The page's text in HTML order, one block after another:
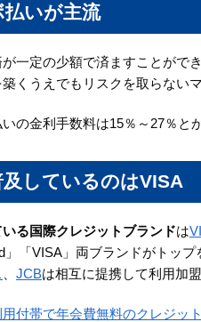
いが主流
一定の少額で済ますことがで
くうえでもリスクを取らない
の金利手数料は15％～27％と
しているのはVISA
る国際クレジットブランドは
「VISA」両ブランドがトップ
JCBは相互に提携して利用加
付帯で年会費無料のクレジッ